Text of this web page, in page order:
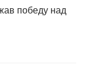
победу над